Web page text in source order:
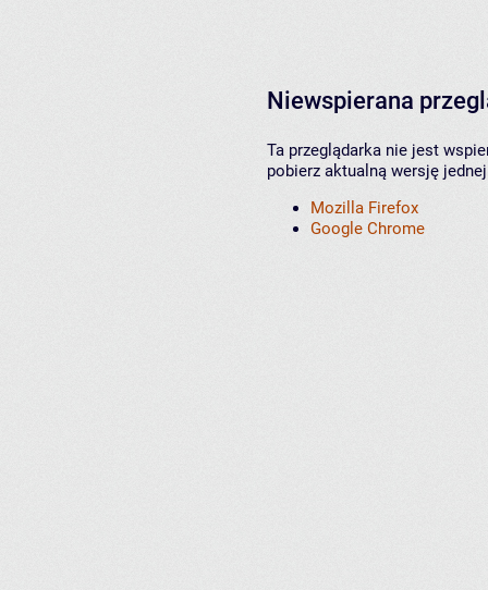
Niewspierana
Ta przeglądarka nie jest
pobierz aktualną wersję
Mozilla Firefox
Google Chrome